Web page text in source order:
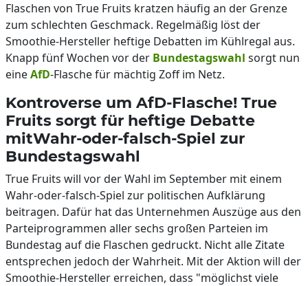
Flaschen von True Fruits kratzen häufig an der Grenze
zum schlechten Geschmack. Regelmäßig löst der
Smoothie-Hersteller heftige Debatten im Kühlregal aus.
Knapp fünf Wochen vor der Bundestagswahl sorgt nun
eineAfD-Flasche für mächtig Zoff im Netz.
Kontroverse um AfD-Flasche! True
Fruits sorgt für heftige Debatte
mitWahr-oder-falsch-Spiel zur
Bundestagswahl
True Fruits will vor der Wahl im September mit einem
Wahr-oder-falsch-Spiel zur politischen Aufklärung
beitragen. Dafür hat das Unternehmen Auszüge aus den
Parteiprogrammen aller sechs großen Parteien im
Bundestag auf die Flaschen gedruckt. Nicht alle Zitate
entsprechen jedoch der Wahrheit. Mit der Aktion will der
Smoothie-Hersteller erreichen, dass "möglichst viele